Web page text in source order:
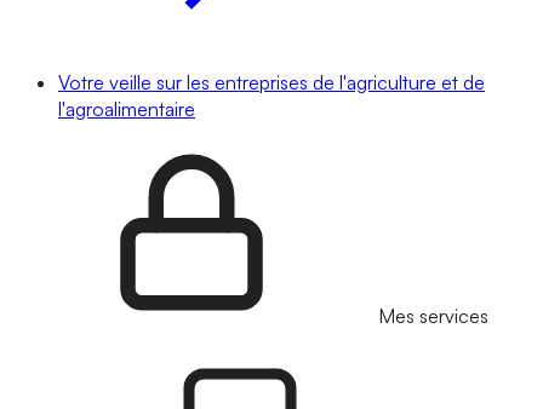
Votre veille sur les entreprises de l'agriculture et de
l'agroalimentaire
Mes services